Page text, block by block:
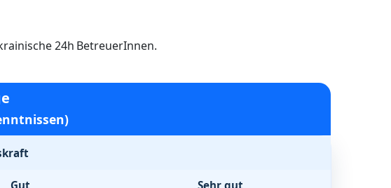
24h BetreuerInnen.
Gut Sehr gut